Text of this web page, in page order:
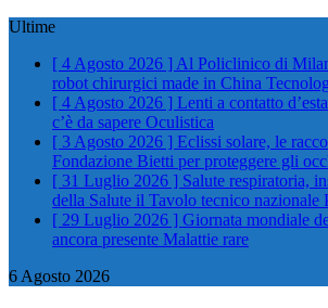
Ultime
[ 4 Agosto 2026 ] Al Policlinico di
robot chirurgici made in China
[ 4 Agosto 2026 ] Lenti a contatto
c’è da sapere Oculistica
[ 3 Agosto 2026 ] Eclissi solare, le
Fondazione Bietti per proteggere gli
[ 31 Luglio 2026 ] Salute respiratoria,
della Salute il Tavolo tecnico nazionale
[ 29 Luglio 2026 ] Giornata mondiale
ancora presente Malattie rare
6 Agosto 2026